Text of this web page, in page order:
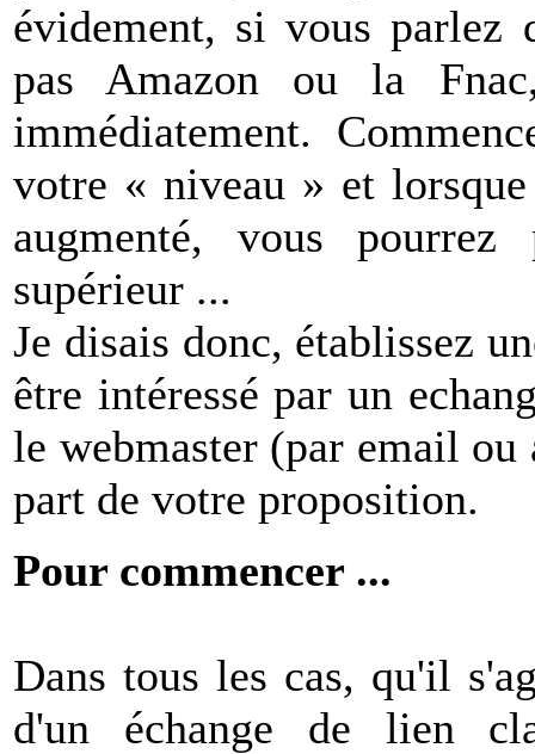
évidement, si vous parlez
pas Amazon ou la
immédiatement.
votre « niveau » et
augmenté, vous
supérieur ...
Je disais donc, établissez
être intéressé par un
le webmaster (par email
part de votre proposition.
Pour commencer ...
Dans tous les cas, qu'il
d'un échange de lien